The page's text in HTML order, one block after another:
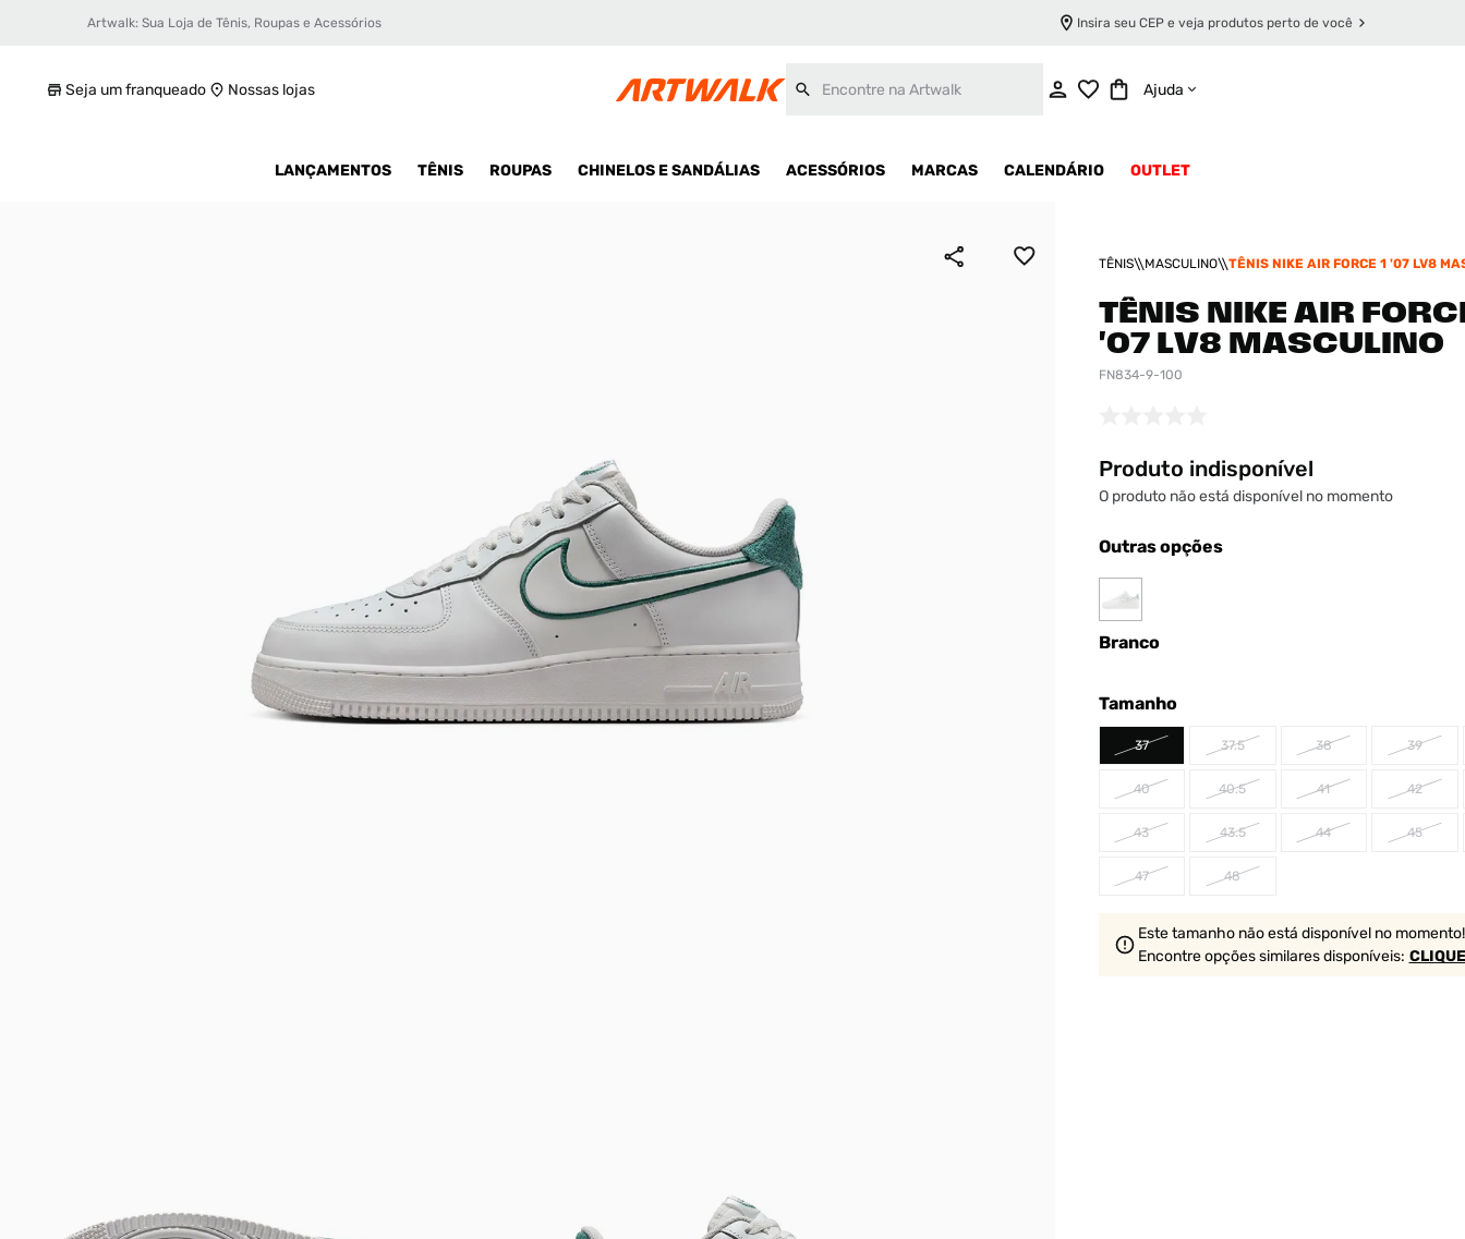
Artwalk: Sua Loja de Tênis, Roupas e Acessórios Insira seu CEP e veja produtos perto de você
Seja um franqueado Nossas lojas Ajuda
LANÇAMENTOS TÊNIS ROUPAS CHINELOS E SANDÁLIAS ACESSÓRIOS MARCAS CALENDÁRIO OUTLET
TÊNIS MASCULINO TÊNIS NIKE AIR FORCE 1 '07 LV8
TÊNIS NIKE AIR
'07 LV8 MASCULINO
FN834-9-100
Produto indisponível
O produto não está disponível no momento
Outras opções
Branco
Tamanho
37 37.5 38 39
40 40.5 41 42
43 43.5 44 45
47 48
Este tamanho não está disponível no momento!
Encontre opções similaresdisponíveis:
Tênis Nike Air Force 1 '07 LV8 Masculino